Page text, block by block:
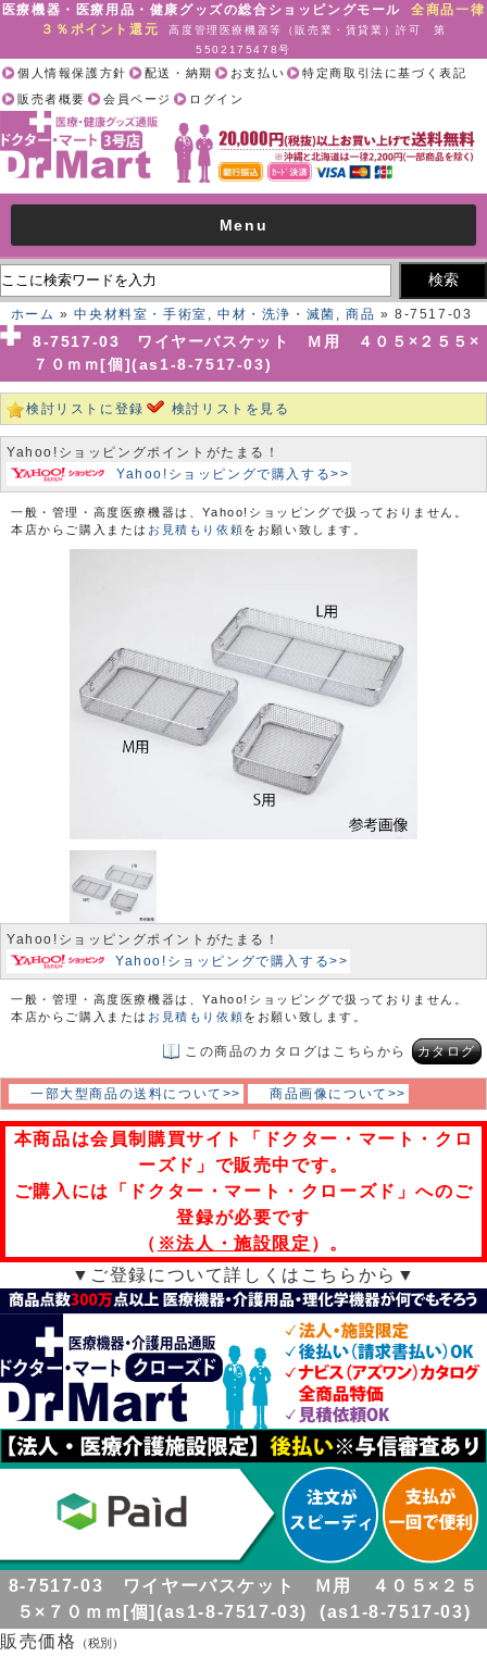
医療機器・医療用品・健康グッズの総合ショッピングモール全商品一律
３％ポイント還元
高度管理医療機器等（販売業・賃貸業）許可 第
5502175478号
個人情報保護方針 配送・納期 お支払い
特定商取引法に基づく表記
販売者概要
会員ページ ログイン
Menu
ホーム »中央材料室・手術室 , 中材・洗浄・滅菌 , 商品 » 8-7517-03
ワイヤーバスケット Ｍ用 ４０５×２５５×７０ｍｍ[個](as1-8-7517-
8-7517-03 ワイヤーバスケット Ｍ用 ４０５×２５５×
７０ｍｍ[個](as1-8-7517-03)
検討リストに登録 検討リストを見る
Yahoo!ショッピングポイントがたまる！
Yahoo!ショッピングで購入する>>
一般・管理・高度医療機器は、Yahoo!ショッピングで扱っておりません。
本店からご購入または お見積もり依頼をお願い致します。
Yahoo!ショッピングポイントがたまる！
Yahoo!ショッピングで購入する>>
一般・管理・高度医療機器は、Yahoo!ショッピングで扱っておりません。
本店からご購入または お見積もり依頼をお願い致します。
この商品のカタログはこちらから カタログ
一部大型商品の送料について>> 商品画像について>>
本商品は会員制購買サイト「ドクター・マート・クロ
ーズド」で販売中です。
ご購入には「ドクター・マート・クローズド」へのご
登録が必要です
（ ※法人・施設限定 ）。
▼ご登録について詳しくはこちらから▼
8-7517-03 ワイヤーバスケット Ｍ用 ４０５×２５
５×７０ｍｍ[個](as1-8-7517-03) (as1-8-7517-03)
販売価格
（税別）